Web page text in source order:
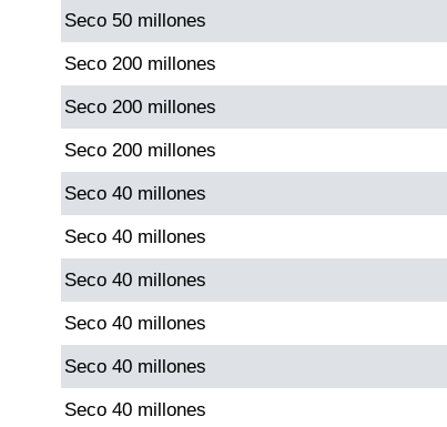
Pick 4 Noche
Pijao de Oro
Saman de la suerte
Sinuano Día
Sinuano Noche
Super Chontico Noche
Seco 50 millones
Seco 200 millones
Seco 200 millones
Seco 200 millones
Seco 40 millones
Seco 40 millones
Seco 40 millones
Seco 40 millones
Seco 40 millones
Seco 40 millones